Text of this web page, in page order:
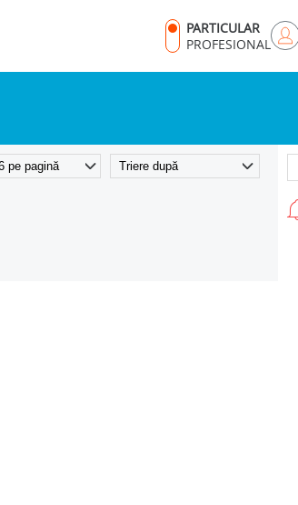
PARTICULAR
PROFESIONAL